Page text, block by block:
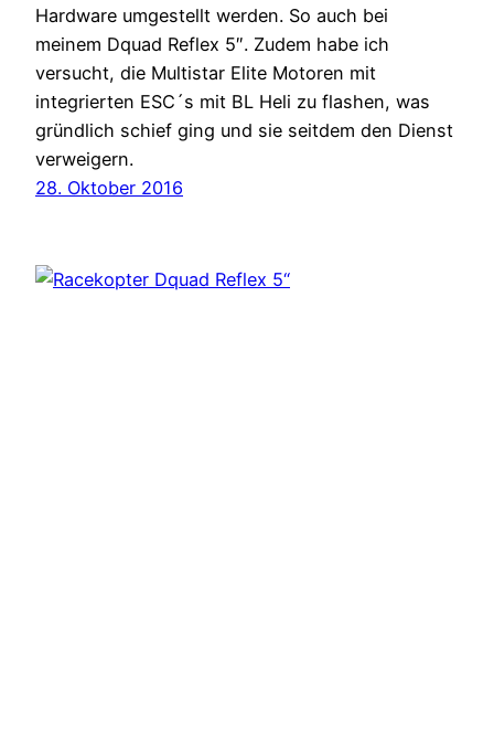
Hardware umgestellt werden. So auch bei
meinem Dquad Reflex 5″. Zudem habe ich
versucht, die Multistar Elite Motoren mit
integrierten ESC´s mit BL Heli zu flashen, was
gründlich schief ging und sie seitdem den Dienst
verweigern.
28. Oktober 2016